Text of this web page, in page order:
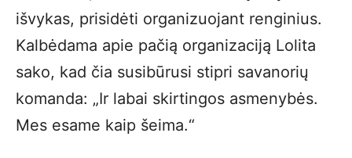
išvykas, prisidėti organizuojant renginius.
Kalbėdama apie pačią organizaciją Lolita
sako, kad čia susibūrusi stipri savanorių
komanda: „Ir labai skirtingos asmenybės.
Mes esame kaip šeima.“